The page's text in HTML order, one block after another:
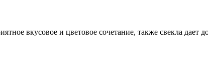
вкусовое и цветовое сочетание, также свекла дает